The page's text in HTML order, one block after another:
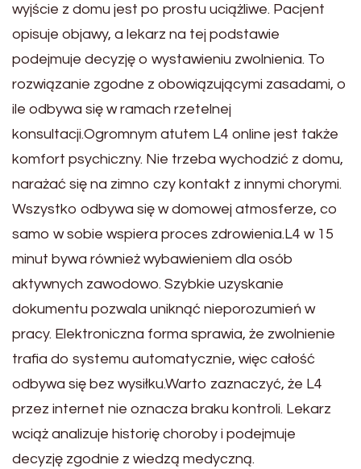
wyjście z domu jest po prostu uciążliwe. Pacjent
opisuje objawy, a lekarz na tej podstawie
podejmuje decyzję o wystawieniu zwolnienia. To
rozwiązanie zgodne z obowiązującymi zasadami, o
ile odbywa się w ramach rzetelnej
konsultacji.Ogromnym atutem L4 online jest także
komfort psychiczny. Nie trzeba wychodzić z domu,
narażać się na zimno czy kontakt z innymi chorymi.
Wszystko odbywa się w domowej atmosferze, co
samo w sobie wspiera proces zdrowienia.L4 w 15
minut bywa również wybawieniem dla osób
aktywnych zawodowo. Szybkie uzyskanie
dokumentu pozwala uniknąć nieporozumień w
pracy. Elektroniczna forma sprawia, że zwolnienie
trafia do systemu automatycznie, więc całość
odbywa się bez wysiłku.Warto zaznaczyć, że L4
przez internet nie oznacza braku kontroli. Lekarz
wciąż analizuje historię choroby i podejmuje
decyzję zgodnie z wiedzą medyczną.